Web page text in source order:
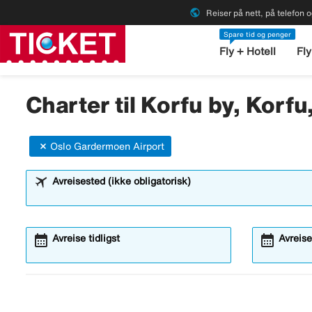
public Reiser på nett, på telefon
Spare tid og penger
Fly + Hotell Fly
Charter til Korfu by,
Avreisested (ikke obligatorisk)
Oslo Gardermoen Airport
Avreise tidligst
calendar_month calendar_month